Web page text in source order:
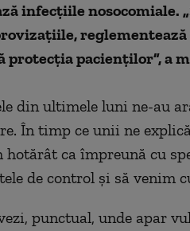
infecţiile nosocomiale.
protecţia pacienţilor”, a
din ultimele luni ne-au
În timp ce unii ne
hotărât ca împreună cu
de control şi să venim
punctual, unde apar